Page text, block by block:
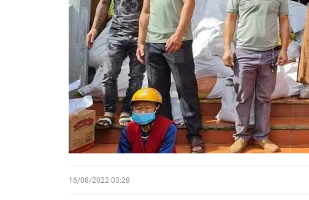
16/08/2022 03:28